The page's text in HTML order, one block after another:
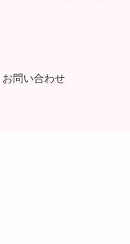
お問い合わせ